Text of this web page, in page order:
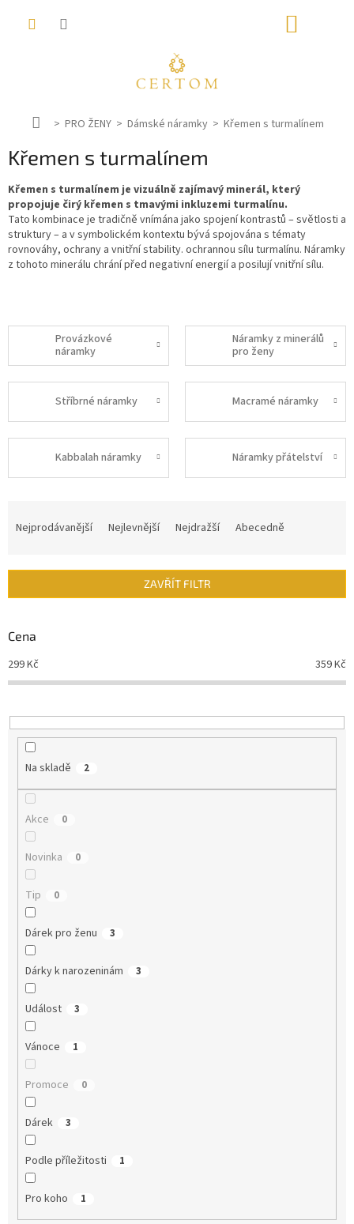
D
m
PRO ŽENY Dámské náramky Křemen s turmalínem
Křemen s turmalínem
Křemen s turmalínem je vizuálně zajímavý minerál, který
propojuje čirý křemen s tmavými inkluzemi turmalínu.
Tato kombinace je tradičně vnímána jako spojení kontrastů – světlosti a
struktury – a v symbolickém kontextu bývá spojována s tématy
rovnováhy, ochrany a vnitřní stability. ochrannou sílu turmalínu. Náramky
z tohoto minerálu chrání před negativní energií a posilují vnitřní sílu.
Provázkové
náramky
Náramky z minerálů
pro ženy
Stříbrné náramky Macramé náramky
Kabbalah náramky Náramky přátelství
í
r
o
d
u
t
ů
Nejprodávanější Nejlevnější Nejdražší Abecedně
ZAVŘÍT FILTR
Cena
299Kč 359Kč
Na skladě 2
Akce 0
Novinka 0
Tip 0
Dárek pro ženu 3
Dárky k narozeninám 3
Událost 3
Vánoce 1
Promoce 0
Dárek 3
Podle příležitosti 1
Pro koho 1